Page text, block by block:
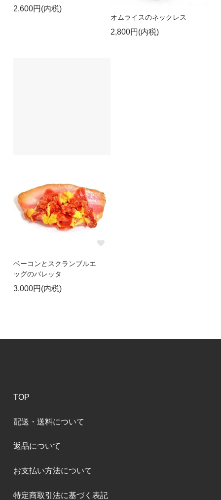
2,600円(内税)
オムライスのネックレス
2,800円(内税)
ベーコンとスクランブルエ
ッグのバレッタ
3,000円(内税)
TOP
配送・送料について
返品について
お支払い方法について
特定商取引法に基づく表記